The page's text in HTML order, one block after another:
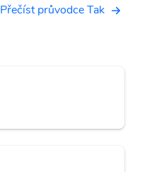
Přečíst průvodce Tak